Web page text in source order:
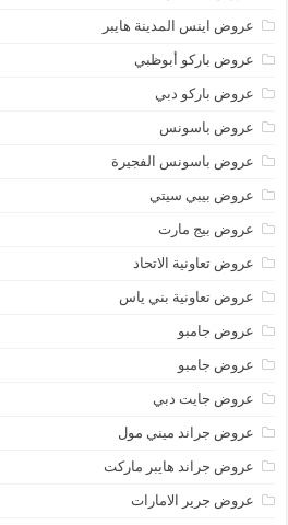
عروض اينس المدينة هايبر
عروض باركو أبوظبي
عروض باركو دبي
عروض باسونس
عروض باسونس الفجيرة
عروض بيبي سيتي
عروض بيج مارت
عروض تعاونية الاتحاد
عروض تعاونية بني ياس
عروض جامبو
عروض جامبو
عروض جايت دبي
عروض جراند ميني مول
عروض جراند هايبر ماركت
عروض جرير الامارات